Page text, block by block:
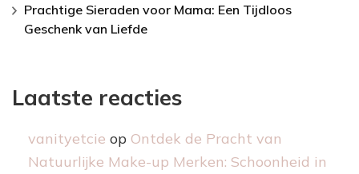
Prachtige Sieraden voor Mama: Een Tijdloos
Geschenk van Liefde
Laatste reacties
vanityetcie op Ontdek de Pracht van
Natuurlijke Make-up Merken: Schoonheid in